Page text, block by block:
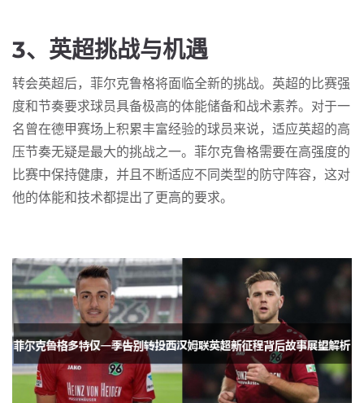
3、英超挑战与机遇
转会英超后，菲尔克鲁格将面临全新的挑战。英超的比赛强
度和节奏要求球员具备极高的体能储备和战术素养。对于一
名曾在德甲赛场上积累丰富经验的球员来说，适应英超的高
压节奏无疑是最大的挑战之一。菲尔克鲁格需要在高强度的
比赛中保持健康，并且不断适应不同类型的防守阵容，这对
他的体能和技术都提出了更高的要求。